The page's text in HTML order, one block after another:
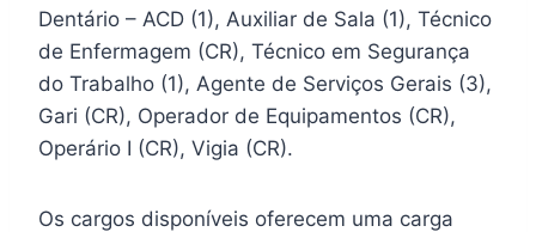
Dentário – ACD (1), Auxiliar de Sala (1), Técnico
de Enfermagem (CR), Técnico em Segurança
do Trabalho (1), Agente de Serviços Gerais (3),
Gari (CR), Operador de Equipamentos (CR),
Operário I (CR), Vigia (CR).
Os cargos disponíveis oferecem uma carga